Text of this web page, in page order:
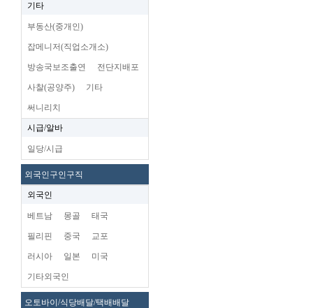
기타
부동산(중개인)
잡메니저(직업소개소)
방송국보조출연 전단지배포
사찰(공양주) 기타
써니리치
시급/알바
일당/시급
외국인구인구직
외국인
베트남 몽골 태국
필리핀 중국 교포
러시아 일본 미국
기타외국인
오토바이/식당배달/택배배달